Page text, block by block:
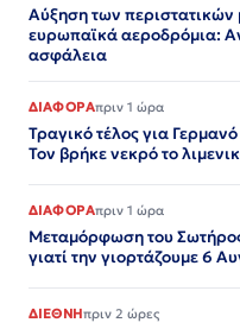
Αύξηση των
ευρωπαϊκά αεροδρόμια:
ασφάλεια
ΔΙΑΦΟΡΑπριν 1 ώρα
Τραγικό τέλος για
Τον βρήκε νεκρό το
ΔΙΑΦΟΡΑπριν 1 ώρα
Μεταμόρφωση του
γιατί την γιορτάζουμε 6
ΔΙΕΘΝΗπριν 2 ώρες